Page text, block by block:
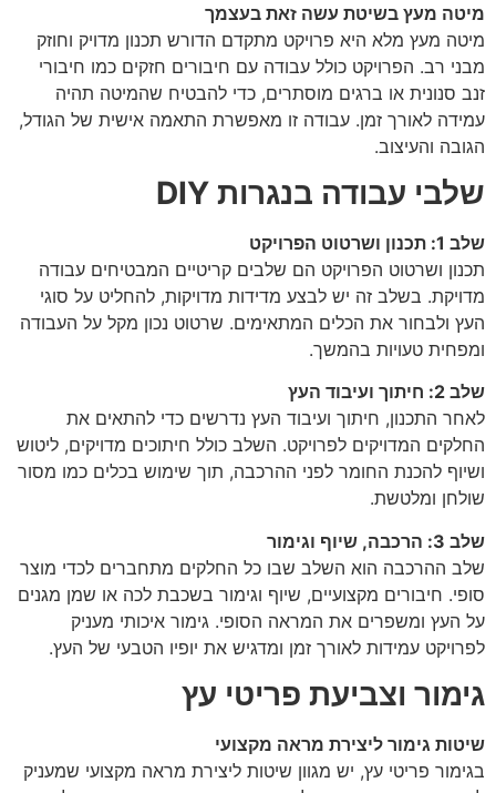
מיטה מעץ בשיטת עשה זאת בעצמך
מיטה מעץ מלא היא פרויקט מתקדם הדורש תכנון מדויק וחוזק
מבני רב. הפרויקט כולל עבודה עם חיבורים חזקים כמו חיבורי
זנב סנונית או ברגים מוסתרים, כדי להבטיח שהמיטה תהיה
עמידה לאורך זמן. עבודה זו מאפשרת התאמה אישית של הגודל,
הגובה והעיצוב.
שלבי עבודה בנגרות DIY
שלב 1: תכנון ושרטוט הפרויקט
תכנון ושרטוט הפרויקט הם שלבים קריטיים המבטיחים עבודה
מדויקת. בשלב זה יש לבצע מדידות מדויקות, להחליט על סוגי
העץ ולבחור את הכלים המתאימים. שרטוט נכון מקל על העבודה
ומפחית טעויות בהמשך.
שלב 2: חיתוך ועיבוד העץ
לאחר התכנון, חיתוך ועיבוד העץ נדרשים כדי להתאים את
החלקים המדויקים לפרויקט. השלב כולל חיתוכים מדויקים, ליטוש
ושיוף להכנת החומר לפני ההרכבה, תוך שימוש בכלים כמו מסור
שולחן ומלטשת.
שלב 3: הרכבה, שיוף וגימור
שלב ההרכבה הוא השלב שבו כל החלקים מתחברים לכדי מוצר
סופי. חיבורים מקצועיים, שיוף וגימור בשכבת לכה או שמן מגנים
על העץ ומשפרים את המראה הסופי. גימור איכותי מעניק
לפרויקט עמידות לאורך זמן ומדגיש את יופיו הטבעי של העץ.
גימור וצביעת פריטי עץ
שיטות גימור ליצירת מראה מקצועי
בגימור פריטי עץ, יש מגוון שיטות ליצירת מראה מקצועי שמעניק